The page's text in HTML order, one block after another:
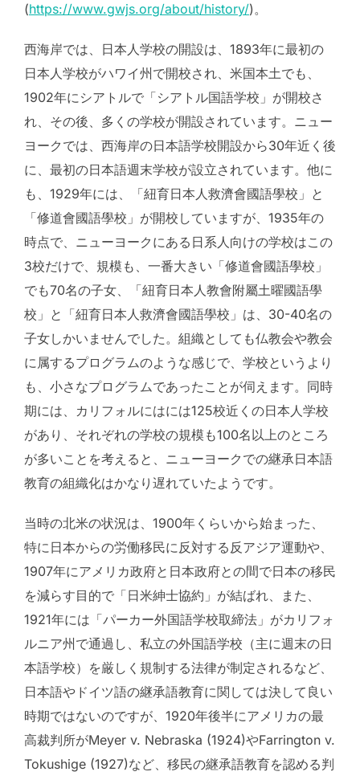
(https://www.gwjs.org/about/history/)。
西海岸では、日本人学校の開設は、1893年に最初の
日本人学校がハワイ州で開校され、米国本土でも、
1902年にシアトルで「シアトル国語学校」が開校さ
れ、その後、多くの学校が開設されています。ニュー
ヨークでは、西海岸の日本語学校開設から30年近く後
に、最初の日本語週末学校が設立されています。他に
も、1929年には、「紐育日本人救濟會國語學校」と
「修道會國語學校」が開校していますが、1935年の
時点で、ニューヨークにある日系人向けの学校はこの
3校だけで、規模も、一番大きい「修道會國語學校」
でも70名の子女、「紐育日本人教會附屬土曜國語學
校」と「紐育日本人救濟會國語學校」は、30-40名の
子女しかいませんでした。組織としても仏教会や教会
に属するプログラムのような感じで、学校というより
も、小さなプログラムであったことが伺えます。同時
期には、カリフォルにはには125校近くの日本人学校
があり、それぞれの学校の規模も100名以上のところ
が多いことを考えると、ニューヨークでの継承日本語
教育の組織化はかなり遅れていたようです。
当時の北米の状況は、1900年くらいから始まった、
特に日本からの労働移民に反対する反アジア運動や、
1907年にアメリカ政府と日本政府との間で日本の移民
を減らす目的で「日米紳士協約」が結ばれ、また、
1921年には「パーカー外国語学校取締法」がカリフォ
ルニア州で通過し、私立の外国語学校（主に週末の日
本語学校）を厳しく規制する法律が制定されるなど、
日本語やドイツ語の継承語教育に関しては決して良い
時期ではないのですが、1920年後半にアメリカの最
高裁判所がMeyer v. Nebraska (1924)やFarrington v.
Tokushige (1927)など、移民の継承語教育を認める判